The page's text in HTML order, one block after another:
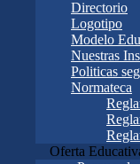
Directorio
Logotipo
Modelo
Nuestras
Politicas
Normateca
Oferta